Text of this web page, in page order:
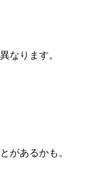
なります。
があるかも。